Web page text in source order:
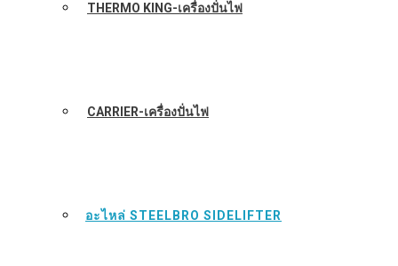
THERMO KING-เครื่องปั่นไฟ
CARRIER-เครื่องปั่นไฟ
อะไหล่ STEELBRO SIDELIFTER